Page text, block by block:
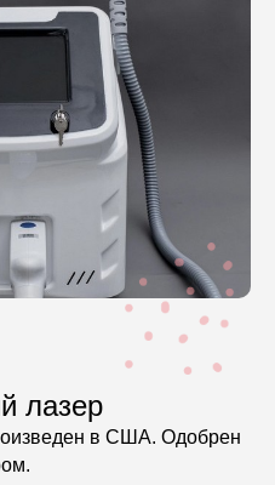
лазер
в США. Одобрен